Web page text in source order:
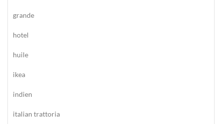
grande
hotel
huile
ikea
indien
italian trattoria